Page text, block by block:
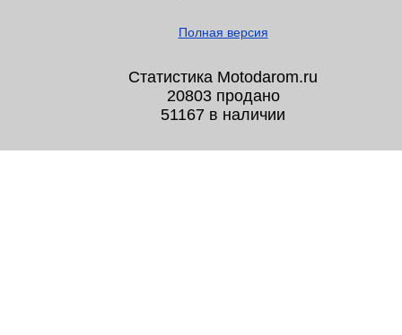
Полная версия
Статистика Motodarom.ru
20803 продано
51167 в наличии